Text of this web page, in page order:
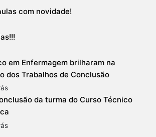
com novidade!
em Enfermagem brilharam na
dos Trabalhos de Conclusão
da turma do Curso Técnico